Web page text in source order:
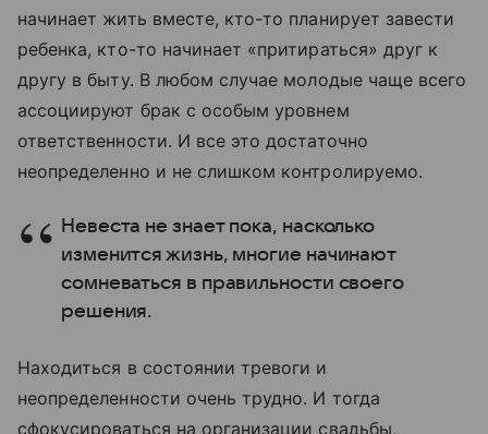
начинает жить вместе, кто-то планирует завести
ребенка, кто-то начинает «притираться» друг к
другу в быту. В любом случае молодые чаще всего
ассоциируют брак с особым уровнем
ответственности. И все это достаточно
неопределенно и не слишком контролируемо.
Невеста не знает пока, насколько
изменится жизнь, многие начинают
сомневаться в правильности своего
решения.
Находиться в состоянии тревоги и
неопределенности очень трудно. И тогда
сфокусироваться на организации свадьбы,